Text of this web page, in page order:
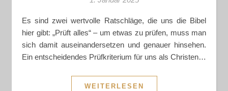
Es sind zwei wertvolle Ratschläge, die uns die Bibel
hier gibt: „Prüft alles“ – um etwas zu prüfen, muss man
sich damit auseinandersetzen und genauer hinsehen.
Ein entscheidendes Prüfkriterium für uns als Christen…
WEITERLESEN